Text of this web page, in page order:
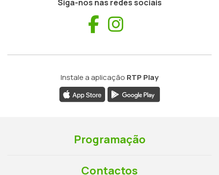
Siga-nos nas redes sociais
Facebook
Instale a aplicação RTP Play
Programação
Contactos